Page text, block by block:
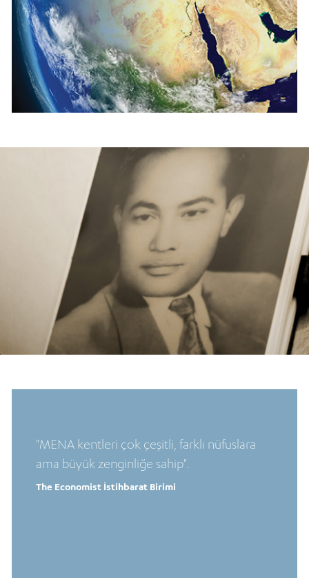
"MENA kentleri çok çeşitli, farklı nüfuslara
ama büyük zenginliğe sahip".
The Economist İstihbarat Birimi